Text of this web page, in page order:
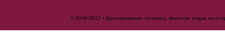
© 2009-2012 • Бронирование гостиниц, билетов, отдых на